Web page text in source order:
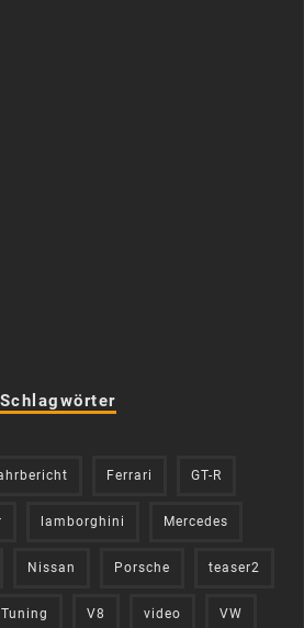
Schlagwörter
Ferrari GT-R
lamborghini Mercedes
Nissan Porsche teaser2
Tuning V8 video VW